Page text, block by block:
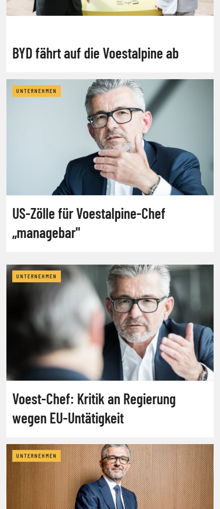
BYD fährt auf die Voestalpine ab
UNTERNEHMEN
US-Zölle für Voestalpine-Chef
„managebar"
UNTERNEHMEN
Voest-Chef: Kritik an Regierung
wegen EU-Untätigkeit
UNTERNEHMEN